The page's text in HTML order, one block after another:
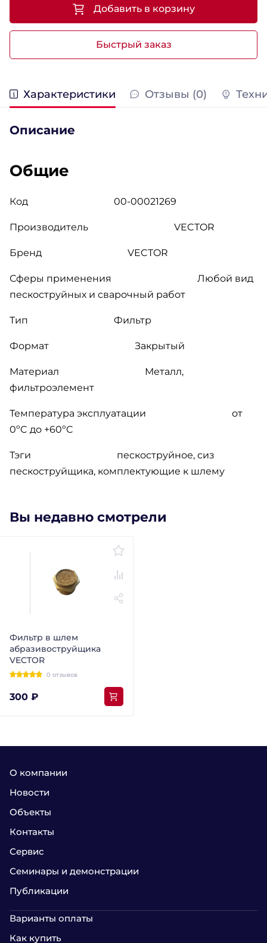
Быстрый заказ
Добавить в корзину
Характеристики Отзывы (0)
Описание
Общие
Код 00-00021269
Производитель VECTOR
Бренд VECTOR
Сферы применения
Любой вид
пескоструйных и сварочный работ
Тип Фильтр
Формат Закрытый
Материал
Металл,
фильтроэлемент
Температура эксплуатации
от
0ºC до +60ºC
Тэги
пескоструйное, сиз
пескоструйщика, комплектующие к шлему
Вы недавно смотрели
Фильтр в шлем
абразивоструйщика
VECTOR
0 отзывов
300 ₽
О компании
Новости
Объекты
Контакты
Сервис
Семинары и демонстрации
Публикации
Варианты оплаты
Как купить